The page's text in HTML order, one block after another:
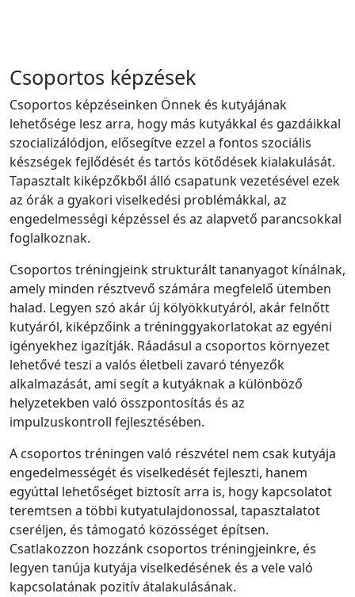
Csoportos képzések
Csoportos képzéseinken Önnek és kutyájának
lehetősége lesz arra, hogy más kutyákkal és gazdáikkal
szocializálódjon, elősegítve ezzel a fontos szociális
készségek fejlődését és tartós kötődések kialakulását.
Tapasztalt kiképzőkből álló csapatunk vezetésével ezek
az órák a gyakori viselkedési problémákkal, az
engedelmességi képzéssel és az alapvető parancsokkal
foglalkoznak.
Csoportos tréningjeink strukturált tananyagot kínálnak,
amely minden résztvevő számára megfelelő ütemben
halad. Legyen szó akár új kölyökkutyáról, akár felnőtt
kutyáról, kiképzőink a tréninggyakorlatokat az egyéni
igényekhez igazítják. Ráadásul a csoportos környezet
lehetővé teszi a valós életbeli zavaró tényezők
alkalmazását, ami segít a kutyáknak a különböző
helyzetekben való összpontosítás és az
impulzuskontroll fejlesztésében.
A csoportos tréningen való részvétel nem csak kutyája
engedelmességét és viselkedését fejleszti, hanem
egyúttal lehetőséget biztosít arra is, hogy kapcsolatot
teremtsen a többi kutyatulajdonossal, tapasztalatot
cseréljen, és támogató közösséget építsen.
Csatlakozzon hozzánk csoportos tréningjeinkre, és
legyen tanúja kutyája viselkedésének és a vele való
kapcsolatának pozitív átalakulásának.